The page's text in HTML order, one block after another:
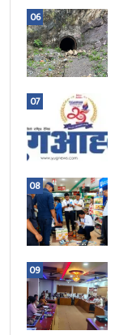
06
07
08
09